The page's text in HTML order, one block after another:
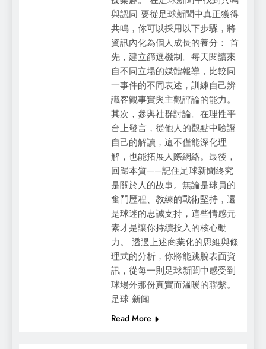
與認同 要從足球新聞中真正獲得
共鳴，你可以採用以下步驟，將
資訊內化為個人成長的養分： 首
先，建立篩選機制。每天閱讀來
自不同立場的媒體報導，比較同
一事件的不同表述，訓練自己辨
識客觀事實與主觀評論的能力。
其次，參與社群討論。在理性平
台上發言，從他人的觀點中驗證
自己的解讀，這不僅能深化理
解，也能拓展人際網絡。最後，
回歸本質——記住足球新聞終究
是關於人的故事。無論是球員的
奮鬥歷程、教練的戰術堅持，還
是球迷的忠誠支持，這些情感元
素才是讓你持續投入的核心動
力。 透過上述商業化的思維與條
理式的分析，你將能跳脫表面資
訊，從每一則足球新聞中感受到
球場外那份真實而溫暖的聯繫。
足球 新闻
Read More